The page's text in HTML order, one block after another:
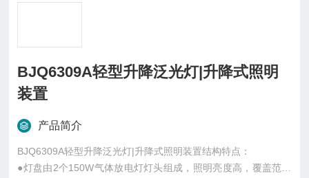
BJQ6309A轻型升降泛光灯|升降式照明
装置
产品简介
BJQ6309A轻型升降泛光灯|升降式照明装置结构特点：
●灯盘由2个150W气体放电灯灯头组成，照明亮度高，覆盖范围